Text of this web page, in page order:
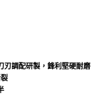
刃調配研製，鋒利堅硬耐磨